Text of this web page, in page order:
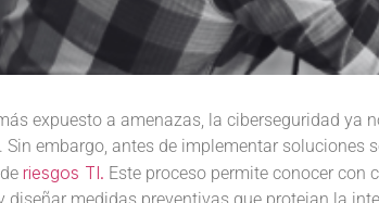
expuesto a amenazas, la ciberseguridad ya
embargo, antes de implementar soluciones
riesgos TI. Este proceso permite conocer con